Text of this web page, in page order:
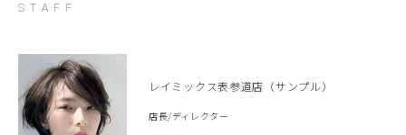
CONTACT
STAFF
レイミックス表参道店（サンプル）
店長/ディレクター